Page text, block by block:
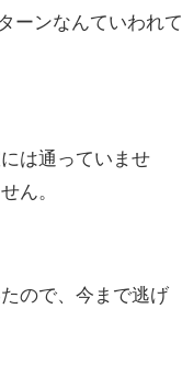
ーンなんていわれて
は通っていませ
ん。
ので、今まで逃げ